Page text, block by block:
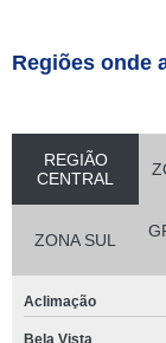
Regiões onde
REGIÃO
CENTRAL
ZONA SUL
Aclimação
Bela Vista